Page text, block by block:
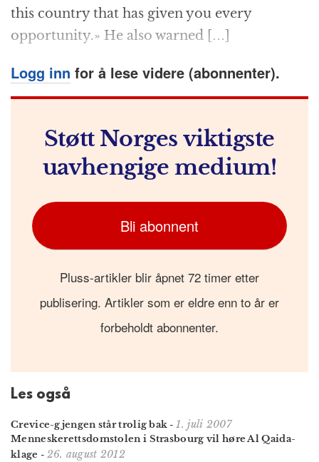
this country that has given you every
opportunity.» He also warned […]
Logg inn for å lese videre (abonnenter).
Støtt Norges viktigste
uavhengige medium!
Bli abonnent
Pluss-artikler blir åpnet 72 timer etter
publisering. Artikler som er eldre enn to år er
forbeholdt abonnenter.
Les også
Crevice-gjengen står trolig bak -1. juli 2007
Menneskerettsdomstolen i Strasbourg vil høre Al Qaida-
klage - 26. august 2012